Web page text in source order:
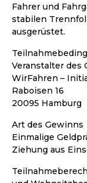
Fahrer und
stabilen
ausgerüstet.
Veranstalter des
WirFahren –
Raboisen 16
20095 Hamburg
Art des Gewinns
Einmalige
Ziehung aus